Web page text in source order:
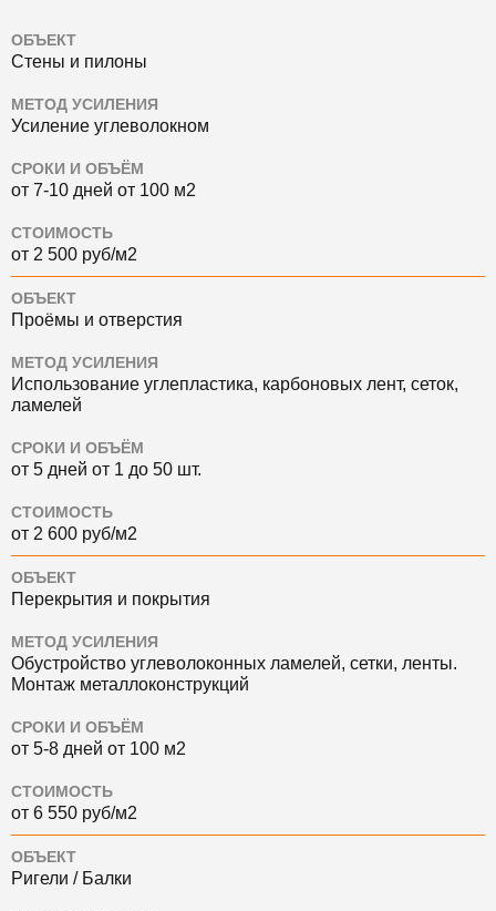
ОБЪЕКТ
Стены и пилоны
МЕТОД УСИЛЕНИЯ
Усиление углеволокном
СРОКИ И ОБЪЁМ
от 7-10 дней от 100 м2
СТОИМОСТЬ
от 2 500 руб/м2
ОБЪЕКТ
Проёмы и отверстия
МЕТОД УСИЛЕНИЯ
Использование углепластика, карбоновых лент, сеток,
ламелей
СРОКИ И ОБЪЁМ
от 5 дней от 1 до 50 шт.
СТОИМОСТЬ
от 2 600 руб/м2
ОБЪЕКТ
Перекрытия и покрытия
МЕТОД УСИЛЕНИЯ
Обустройство углеволоконных ламелей, сетки, ленты.
Монтаж металлоконструкций
СРОКИ И ОБЪЁМ
от 5-8 дней от 100 м2
СТОИМОСТЬ
от 6 550 руб/м2
ОБЪЕКТ
Ригели / Балки